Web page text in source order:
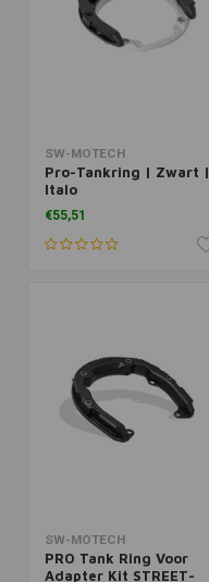
SW-MOTECH
Pro-Tankring | Zwart |
Italo
€55,51
SW-MOTECH
PRO Tank Ring Voor
Adapter Kit STREET-